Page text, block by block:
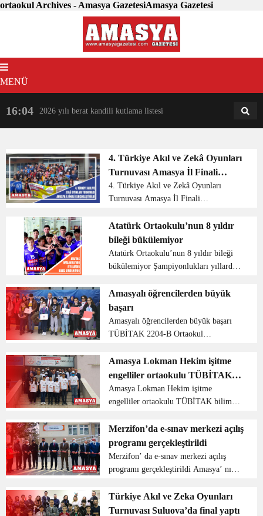
ortaokul Archives - Amasya GazetesiAmasya Gazetesi
MENÜ
16:04 2026 yılı berat kandili kutlama listesi 18:31
4. Türkiye Akıl ve Zekâ Oyunları
Turnuvası Amasya İl Finali
Gerçekleştirildi.
4. Türkiye Akıl ve Zekâ Oyunları
Turnuvası Amasya İl Finali
Eğitim Müdürlüğü Salonu’nda
gerçekleşen il finalinde tüm
ilçelerimizden katılım sağlayan ilkokul
v...
Atatürk Ortaokulu’nun 8 yıldır
bileği bükülemiyor
Atatürk Ortaokulu’nun 8 yıldır bileği
bükülemiyor Şampiyonlukları yıllardır
yine şampiyon oldu. Amasya’nın
Taşova ilçesindeki Atatürk Ortaokulu,
okul sporla...
Amasyalı öğrencilerden büyük
başarı
Amasyalı öğrencilerden büyük başarı
TÜBİTAK 2204-B Ortaokul
Finali Samsun’da gerçekleştirildi.
Amasya 14 proje ile Bilim Sergisine
katılım sağladı. Amasyalı...
Amasya Lokman Hekim işitme
engelliler ortaokulu TÜBİTAK
bilim fuarı sergisi gerçekleştirdi
Amasya Lokman Hekim işitme
engelliler ortaokulu TÜBİTAK bilim
Lokman Hekim işitme engelliler
ortaokulu 2020 2021 dönemi 4006
TÜBİTAK bilim fuarı destekleme
programı...
Merzifon’da e-sınav merkezi açılış
programı gerçekleştirildi
Merzifon’ da e-sınav merkezi açılış
programı gerçekleştirildi Amasya’ nın
Güldoğan, e- sınav merkezi açılış
törenine katılım sağladı. Açılan sınav
Türkiye Akıl ve Zeka Oyunları
Turnuvası Suluova’da final yaptı